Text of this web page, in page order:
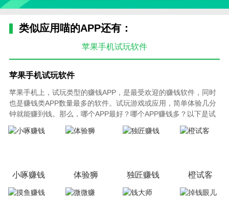
类似应用喵的APP还有：
苹果手机试玩软件
苹果手机试玩软件
苹果手机上，试玩类型的赚钱APP，是最受欢迎的赚钱软件，同时
也是赚钱类APP数量最多的软件。试玩游戏或应用，简单体验几分
钟就能赚到钱。那么，哪个APP最好？哪个APP赚钱多？以下是试
玩赚钱app软件排行榜，根据试玩任务数量、试玩任务单价高低、
提现快慢程度以及平台存在历史等因素综合排序，欢迎大家体验下
小啄赚钱 体验狮 独匠赚钱 橙试客